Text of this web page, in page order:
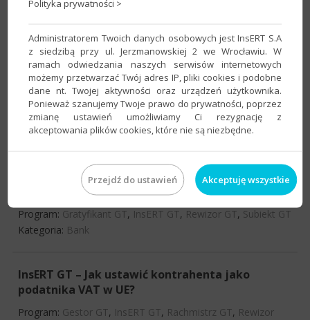
Kategoria:Schematy,Słowniki,Uprawnienia, Użytkownicy
Rewizor GT – Gdzie wprowadzić numer analityki
kontrahenta?
Program: InsERT GT,
Rewizor GT
Kategoria:Plan kont
InsERT GT – Jak z programu wygenerować plik
ELIXIR do banku?
Program: Gratyfikant GT, InsERT GT, Rewizor GT, Subiekt GT
Kategoria: Bank
InsERT GT – Jak ustawić kontrahenta jako
podatnika VAT w UE?
Program: Gestor GT, InsERT GT, Rachmistrz GT, Rewizor
Polityka prywatności >
Administratorem Twoich danych osobowych jest InsERT S.A
z siedzibą przy ul. Jerzmanowskiej 2 we Wrocławiu. W
ramach odwiedzania naszych serwisów internetowych
możemy przetwarzać Twój adres IP, pliki cookies i podobne
dane nt. Twojej aktywności oraz urządzeń użytkownika.
Ponieważ szanujemy Twoje prawo do prywatności, poprzez
zmianę ustawień umożliwiamy Ci rezygnację z
akceptowania plików cookies, które nie są niezbędne.
Przejdź do ustawień Akceptuję wszystkie